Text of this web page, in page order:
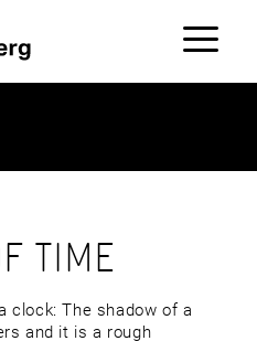
TIME
clock: The shadow of a
and it is a rough